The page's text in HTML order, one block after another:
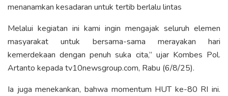
menanamkan kesadaran untuk tertib berlalu lintas
Melalui kegiatan ini kami ingin mengajak seluruh elemen
masyarakat untuk bersama-sama merayakan hari
kemerdekaan dengan penuh suka cita,” ujar Kombes Pol.
Artanto kepada tv10newsgroup.com, Rabu (6/8/25).
Ia juga menekankan, bahwa momentum HUT ke-80 RI ini.